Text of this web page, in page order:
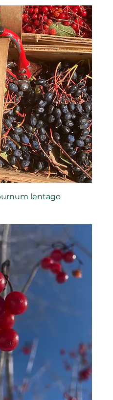
lentago